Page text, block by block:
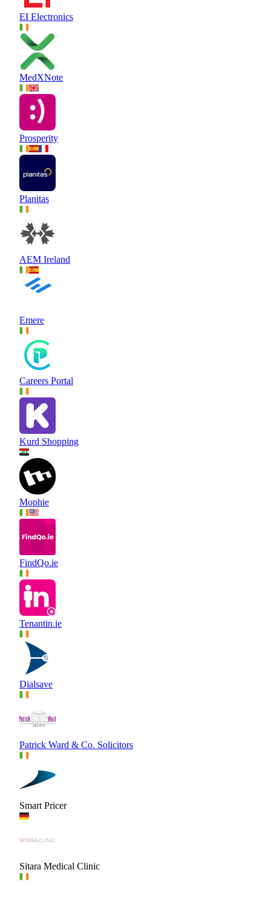
EI Electronics
MedXNote
Prosperity
Planitas
AEM Ireland
Emere
Careers Portal
Kurd Shopping
Mophie
FindQo.ie
Tenantin.ie
Dialsave
Patrick Ward & Co. Solicitors
Smart Pricer
Sitara Medical Clinic